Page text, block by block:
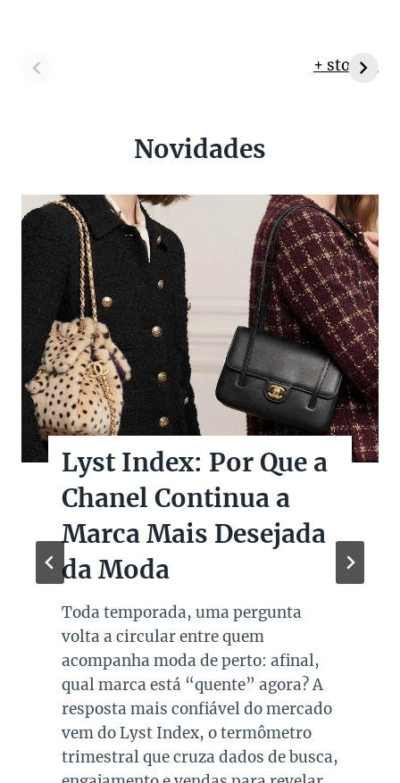
+ stories
Novidades
Lyst Index: Por Que a
Chanel Continua a
Marca Mais Desejada
da Moda
Toda temporada, uma pergunta
volta a circular entre quem
acompanha moda de perto: afinal,
qual marca está “quente” agora? A
resposta mais confiável do mercado
vem do Lyst Index, o termômetro
trimestral que cruza dados de busca,